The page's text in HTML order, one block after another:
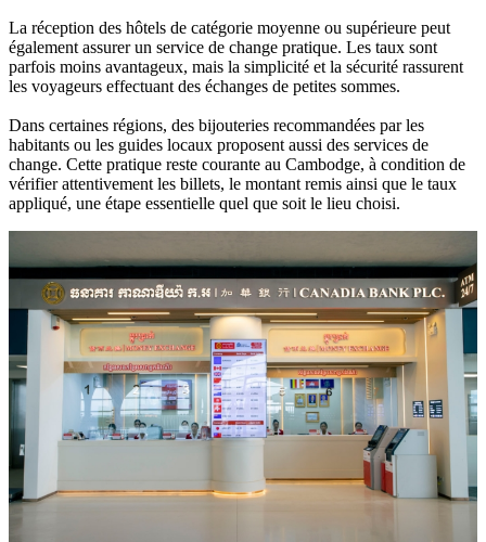
La réception des hôtels de catégorie moyenne ou supérieure peut
également assurer un service de change pratique. Les taux sont
parfois moins avantageux, mais la simplicité et la sécurité rassurent
les voyageurs effectuant des échanges de petites sommes.
Dans certaines régions, des bijouteries recommandées par les
habitants ou les guides locaux proposent aussi des services de
change. Cette pratique reste courante au Cambodge, à condition de
vérifier attentivement les billets, le montant remis ainsi que le taux
appliqué, une étape essentielle quel que soit le lieu choisi.